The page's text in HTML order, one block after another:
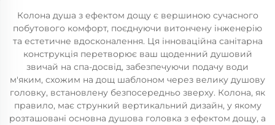
Колона душа з ефектом дощу є вершиною сучасного
побутового комфорт, поєднуючи витончену інженерію
та естетичне вдосконалення. Ця інноваційна санітарна
конструкція перетворює ваш щоденний душовий
звичай на спа-досвід, забезпечуючи подачу води
м'яким, схожим на дощ шаблоном через велику душову
головку, встановлену безпосередньо зверху. Колона, як
правило, має стрункий вертикальний дизайн, у якому
розташовані основна душова головка з ефектом дощу, а